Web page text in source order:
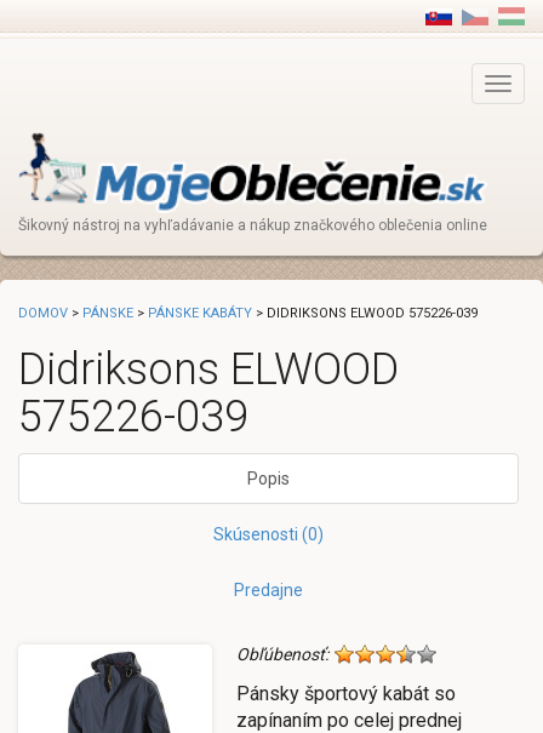
Main
Menu
Šikovný nástroj na vyhľadávanie a nákup značkového oblečenia online
DOMOV > PÁNSKE > PÁNSKE KABÁTY > DIDRIKSONS ELWOOD 575226-039
Didriksons ELWOOD
575226-039
Popis
Skúsenosti (0)
Predajne
Obľúbenosť:
Pánsky športový kabát so
zapínaním po celej prednej